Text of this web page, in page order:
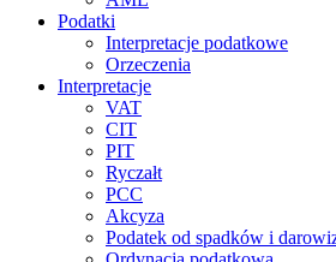
Podatki
Interpretacje podatkowe
Orzeczenia
Interpretacje
VAT
CIT
PIT
Ryczałt
PCC
Akcyza
Podatek od spadków i